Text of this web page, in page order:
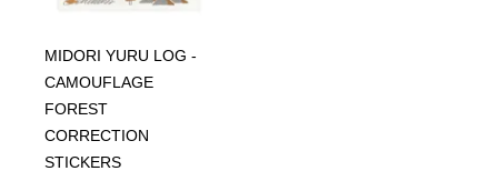
MIDORI YURU LOG -
CAMOUFLAGE
FOREST
CORRECTION
STICKERS